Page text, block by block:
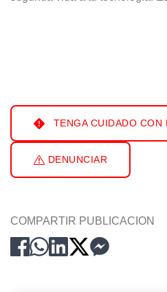
TENGA CUIDADO CON
DENUNCIAR
COMPARTIR PUBLICACION